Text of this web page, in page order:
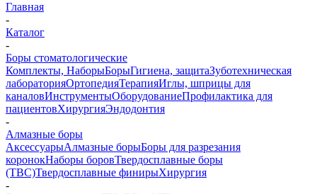
Главная
-
Каталог
-
Боры стоматологические
Комплекты, НаборыБорыГигиена, защитаЗуботехническая
лабораторияОртопедияТерапияИглы, шприцы для
каналовИнструментыОборудованиеПрофилактика для
пациентовХирургияЭндодонтия
-
Алмазные боры
АксессуарыАлмазные борыБоры для разрезания
коронокНаборы боровТвердосплавные боры
(ТВС)Твердосплавные финирыХирургия
-